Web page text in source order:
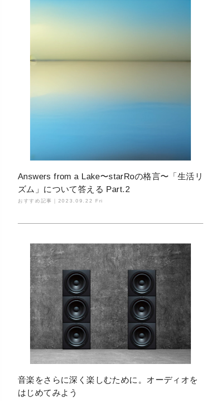
Answers from a Lake〜starRoの格言〜「生活リ
ズム」について答える Part.2
おすすめ記事｜ 2023.09.22 Fri
音楽をさらに深く楽しむために。オーディオを
はじめてみよう